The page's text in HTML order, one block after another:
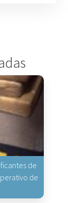
de
de